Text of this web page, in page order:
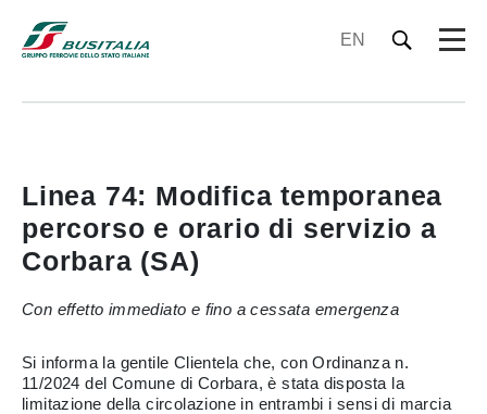
EN
Linea 74: Modifica temporanea
percorso e orario di servizio a
Corbara (SA)
Con effetto immediato e fino a cessata emergenza
Si informa la gentile Clientela che, con Ordinanza n.
11/2024 del Comune di Corbara, è stata disposta la
limitazione della circolazione in entrambi i sensi di marcia